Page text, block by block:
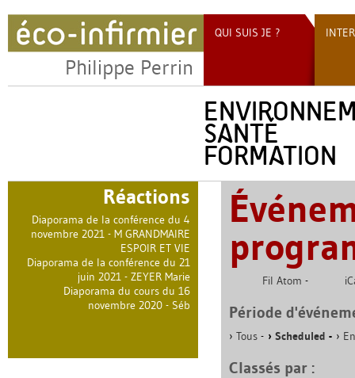
Philippe Perrin
QUI SUIS JE ?
SANTÉ
FORMATION
Réactions
Diaporama de la conférence du 4
novembre 2021 - M GRANDMAIRE
ESPOIR ET VIE
Diaporama de la conférence du 21
juin 2021 - ZEYER Marie
Diaporama du cours du 16
novembre 2020 - Séb
Fil Atom -
Période
Tous - Scheduled -
Classés par :